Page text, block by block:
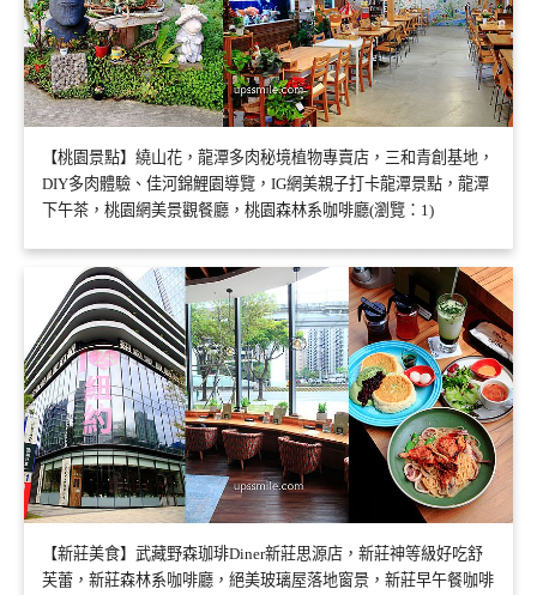
【桃園景點】繞山花，龍潭多肉秘境植物專賣店，三和青創基地，
DIY多肉體驗、佳河錦鯉園導覽，IG網美親子打卡龍潭景點，龍潭
下午茶，桃園網美景觀餐廳，桃園森林系咖啡廳(瀏覽：1)
【新莊美食】武藏野森珈琲Diner新莊思源店，新莊神等級好吃舒
芙蕾，新莊森林系咖啡廳，絕美玻璃屋落地窗景，新莊早午餐咖啡